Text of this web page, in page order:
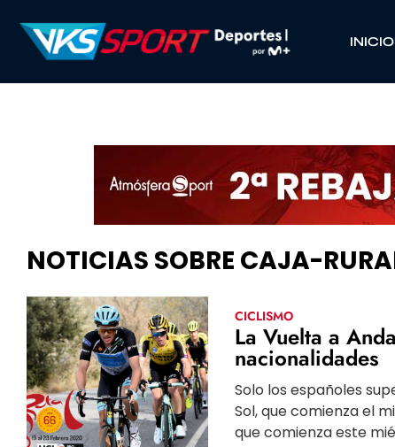
INICIO
NOTICIAS SOBRE CAJA-
CICLISMO
La Vuelta a
nacionalidades
Solo los españoles
Sol, que comienza el
que comienza este